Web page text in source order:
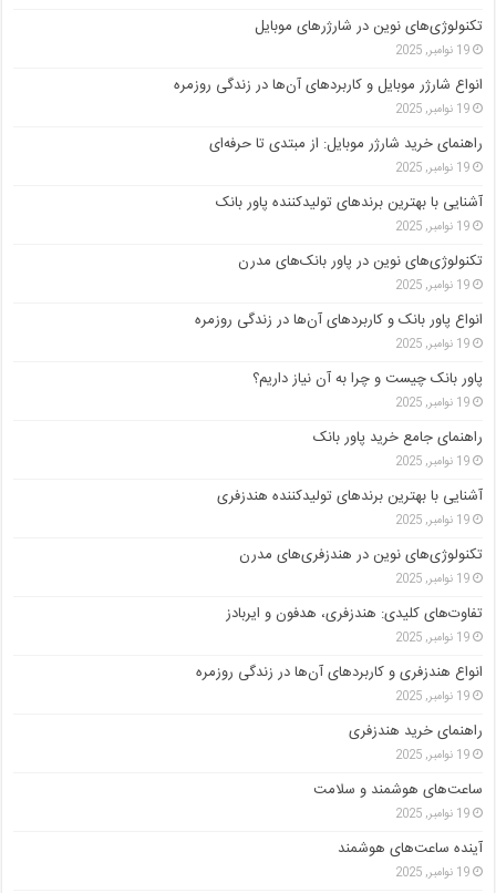
تکنولوژی‌های نوین در شارژرهای موبایل
19 نوامبر, 2025
انواع شارژر موبایل و کاربردهای آن‌ها در زندگی روزمره
19 نوامبر, 2025
راهنمای خرید شارژر موبایل: از مبتدی تا حرفه‌ای
19 نوامبر, 2025
آشنایی با بهترین برندهای تولیدکننده پاور بانک
19 نوامبر, 2025
تکنولوژی‌های نوین در پاور بانک‌های مدرن
19 نوامبر, 2025
انواع پاور بانک و کاربردهای آن‌ها در زندگی روزمره
19 نوامبر, 2025
پاور بانک چیست و چرا به آن نیاز داریم؟
19 نوامبر, 2025
راهنمای جامع خرید پاور بانک
19 نوامبر, 2025
آشنایی با بهترین برندهای تولیدکننده هندزفری
19 نوامبر, 2025
تکنولوژی‌های نوین در هندزفری‌های مدرن
19 نوامبر, 2025
تفاوت‌های کلیدی: هندزفری، هدفون و ایربادز
19 نوامبر, 2025
انواع هندزفری و کاربردهای آن‌ها در زندگی روزمره
19 نوامبر, 2025
راهنمای خرید هندزفری
19 نوامبر, 2025
ساعت‌های هوشمند و سلامت
19 نوامبر, 2025
آینده ساعت‌های هوشمند
19 نوامبر, 2025